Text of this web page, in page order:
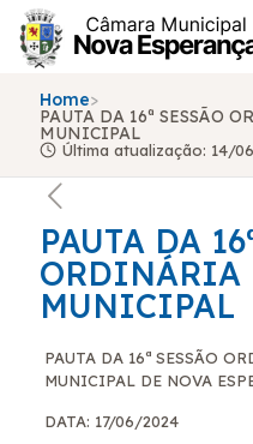
Home>
PAUTA DA 16ª SESSÃO
MUNICIPAL
Última atualização: 14/
PAUTA DA
ORDINÁRIA
MUNICIPAL
PAUTA DA 16ª SESSÃO
MUNICIPAL DE NOVA
DATA: 17/06/2024